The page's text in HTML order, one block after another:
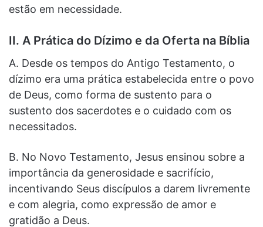
estão em necessidade.
II. A Prática do Dízimo e da Oferta na Bíblia
A. Desde os tempos do Antigo Testamento, o
dízimo era uma prática estabelecida entre o povo
de Deus, como forma de sustento para o
sustento dos sacerdotes e o cuidado com os
necessitados.
B. No Novo Testamento, Jesus ensinou sobre a
importância da generosidade e sacrifício,
incentivando Seus discípulos a darem livremente
e com alegria, como expressão de amor e
gratidão a Deus.